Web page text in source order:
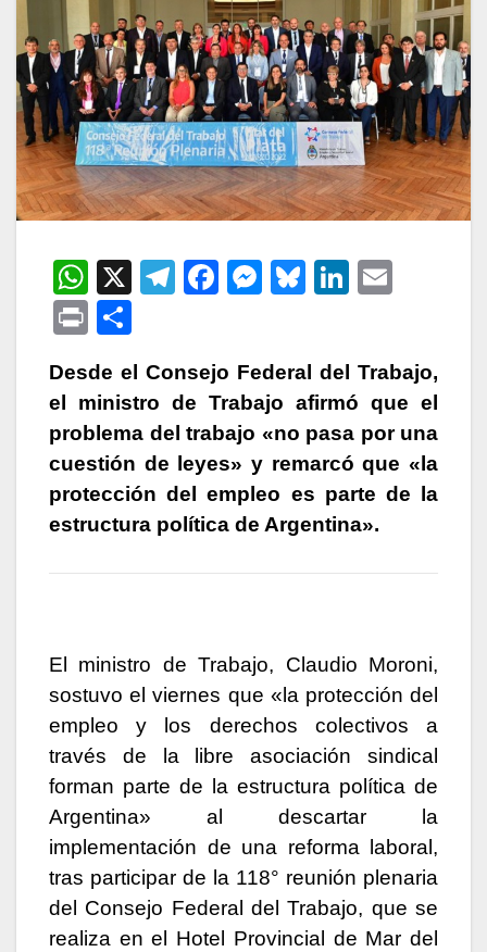
W
h
at
s
A
p
p
X
T
gr
a
m
F
e
b
o
o
k
M
s
e
n
g
er
Bl
s
k
y
Li
e
dI
n
P
nt m
p
ar
tir
Desde el Consejo Federal del Trabajo,
el ministro de Trabajo afirmó que el
problema del trabajo «no pasa por una
cuestión de leyes» y remarcó que «la
protección del empleo es parte de la
estructura política de Argentina».
El ministro de Trabajo, Claudio Moroni,
sostuvo el viernes que «la protección del
empleo y los derechos colectivos a
través de la libre asociación sindical
forman parte de la estructura política de
Argentina» al descartar la
implementación de una reforma laboral,
tras participar de la 118° reunión plenaria
del Consejo Federal del Trabajo, que se
realiza en el Hotel Provincial de Mar del